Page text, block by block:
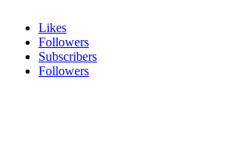
Likes
Followers
Subscribers
Followers